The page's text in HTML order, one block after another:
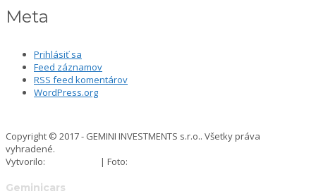
Meta
Prihlásiť sa
Feed záznamov
RSS feed komentárov
WordPress.org
Copyright © 2017 - GEMINI INVESTMENTS s.r.o.. Všetky práva
vyhradené.
Vytvorilo:
| Foto:
Geminicars